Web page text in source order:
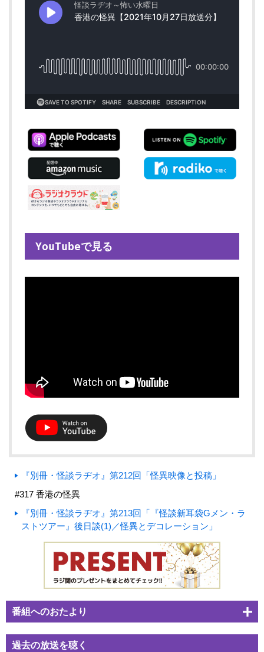
YouTubeで見る
『別冊・怪談ラヂオ』第212回「怪異映像と投稿」
#317 香港の怪異
『別冊・怪談ラヂオ』第213回「『怪談新耳袋Gメン・ラ
ストツアー』後日談(1)／怪異とデコレーション」
番組へのおたより
過去の放送を聴く